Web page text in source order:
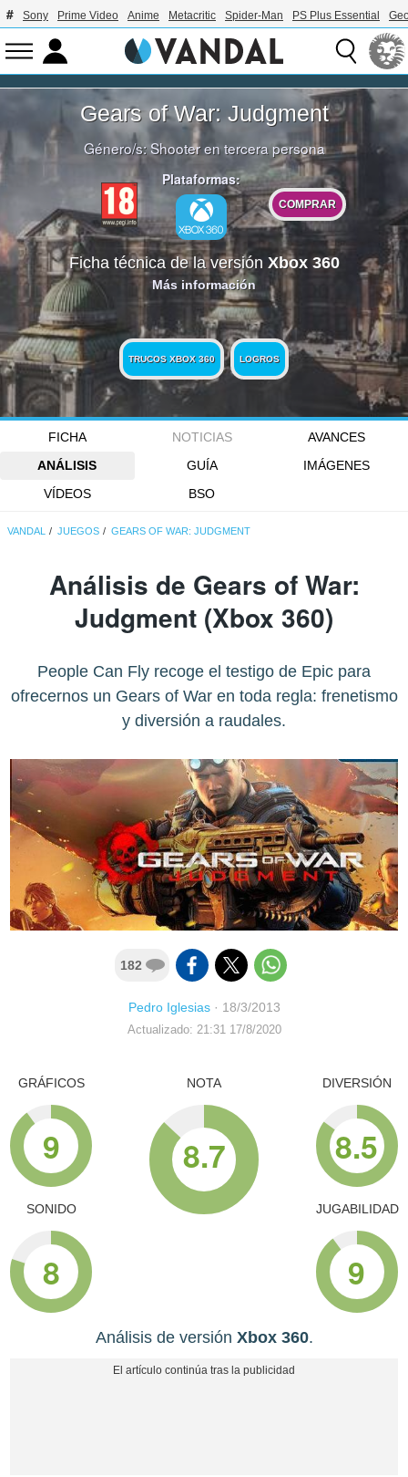
Sony Prime Video Anime Metacritic Spider-Man PS Plus Essential
Gears of War: Judgment
Género/s:Shooter en tercera persona
Plataformas:
COMPRAR
Ficha técnica de la versión Xbox 360
Más información
TRUCOS XBOX 360 LOGROS
FICHA NOTICIAS
AVANCES
ANÁLISIS
GUÍA
IMÁGENES
VÍDEOS
BSO
VANDAL JUEGOS GEARS OF WAR: JUDGMENT
Análisis de Gears of War:
Judgment (Xbox 360)
People Can Fly recoge el testigo de Epic para
ofrecernos un Gears of War en toda regla: frenetismo
y diversión a raudales.
182
Pedro Iglesias· 18/3/2013
Actualizado: 21:31 17/8/2020
GRÁFICOS
9
SONIDO
8
NOTA
8.7
DIVERSIÓN
8.5
JUGABILIDAD
9
Análisis de versión Xbox 360.